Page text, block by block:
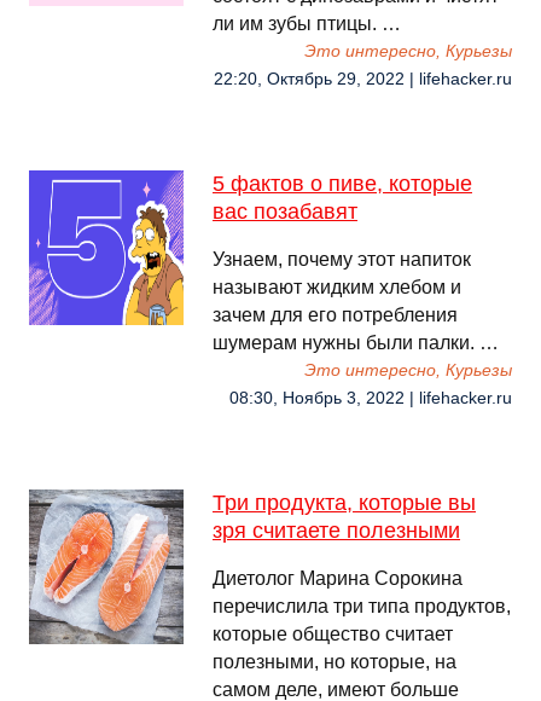
ли им зубы птицы. …
Это интересно, Курьезы
22:20, Октябрь 29, 2022 | lifehacker.ru
5 фактов о пиве, которые
вас позабавят
Узнаем, почему этот напиток
называют жидким хлебом и
зачем для его потребления
шумерам нужны были палки. …
Это интересно, Курьезы
08:30, Ноябрь 3, 2022 | lifehacker.ru
Три продукта, которые вы
зря считаете полезными
Диетолог Марина Сорокина
перечислила три типа продуктов,
которые общество считает
полезными, но которые, на
самом деле, имеют больше